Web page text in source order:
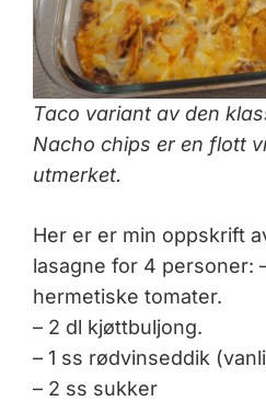
Taco variant av den
Nacho chips er en flott
utmerket.
Her er er min oppskrift
lasagne for 4 personer:
hermetiske tomater.
– 2 dl kjøttbuljong.
– 1 ss rødvinseddik
– 2 ss sukker